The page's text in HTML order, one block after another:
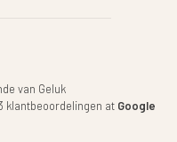
van Geluk
klantbeoordelingen at Google